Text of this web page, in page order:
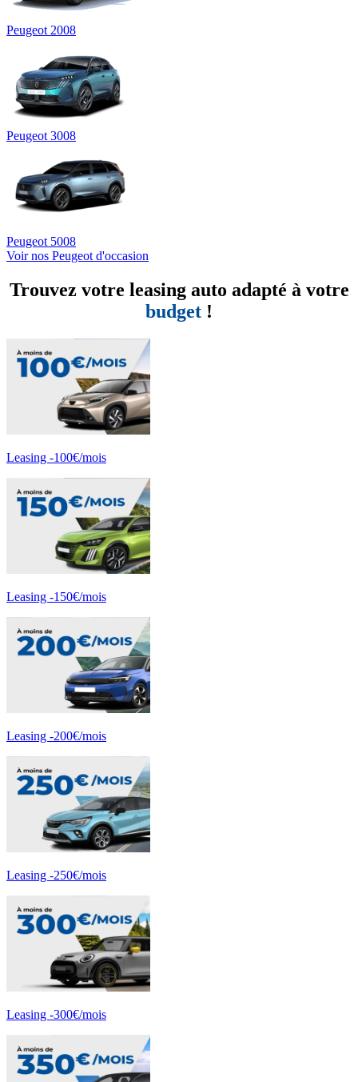
Peugeot 2008
Peugeot 3008
Peugeot 5008
Voir nos Peugeot d'occasion
Trouvez votre leasing auto adapté à votre
budget !
Leasing -100€/mois
Leasing -150€/mois
Leasing -200€/mois
Leasing -250€/mois
Leasing -300€/mois